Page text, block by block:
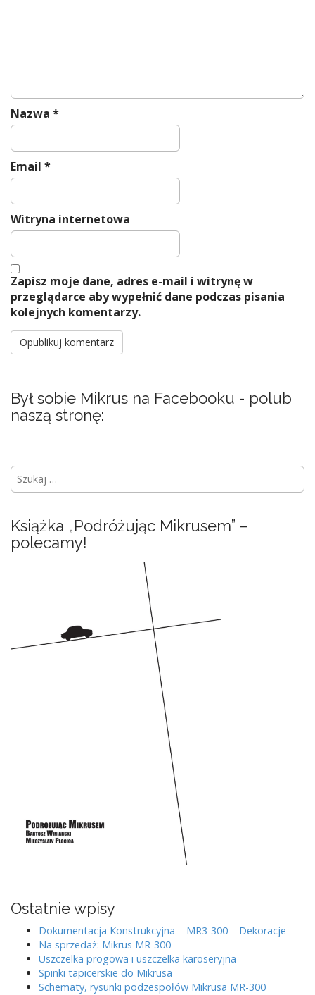
Nazwa *
Email *
Witryna internetowa
Zapisz moje dane, adres e-mail i witrynę w
przeglądarce aby wypełnić dane podczas pisania
kolejnych komentarzy.
Był sobie Mikrus na Facebooku - polub
naszą stronę:
S
a
j
Książka „Podróżując Mikrusem” –
polecamy!
Ostatnie wpisy
Dokumentacja Konstrukcyjna – MR3-300 – Dekoracje
Na sprzedaż: Mikrus MR-300
Uszczelka progowa i uszczelka karoseryjna
Spinki tapicerskie do Mikrusa
Schematy, rysunki podzespołów Mikrusa MR-300